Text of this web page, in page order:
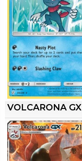
VOLCARONA GX